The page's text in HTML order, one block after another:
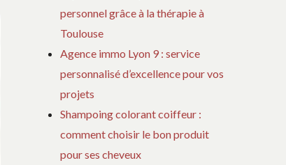
personnel grâce à la thérapie à
Toulouse
Agence immo Lyon 9 : service
personnalisé d’excellence pour vos
projets
Shampoing colorant coiffeur :
comment choisir le bon produit
pour ses cheveux